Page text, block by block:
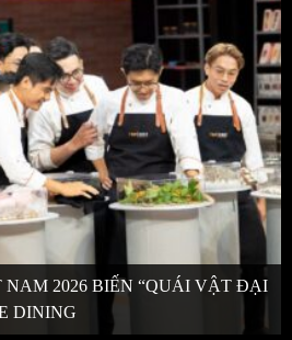
NAM 2026 BIẾN “QUÁI VẬT ĐẠI
DINING